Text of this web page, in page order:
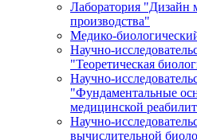
Лаборатория "Дизайн
производства"
Медико-
Научно-
"Теоретическая
Научно-
"Фундаментальные
медицинской
Научно-
вычислительной